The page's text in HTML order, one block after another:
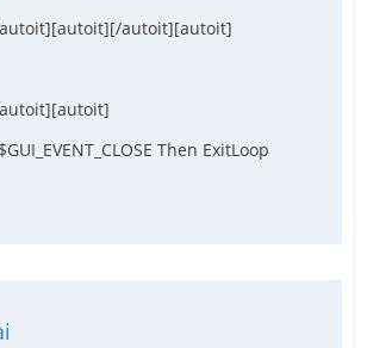
autoit][autoit]
Then ExitLoop